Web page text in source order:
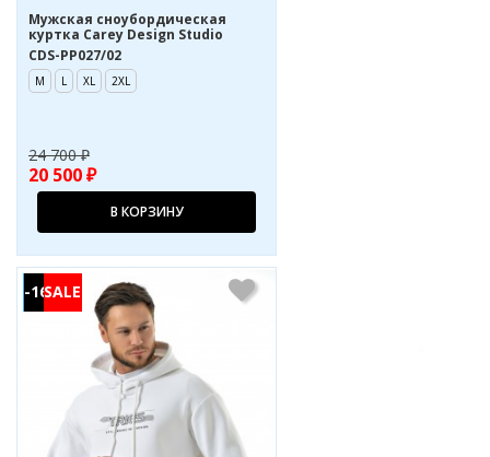
Мужская сноубордическая
куртка Carey Design Studio
CDS-PP027/02
M L XL 2XL
24 700 ₽
20 500 ₽
В КОРЗИНУ
-16%